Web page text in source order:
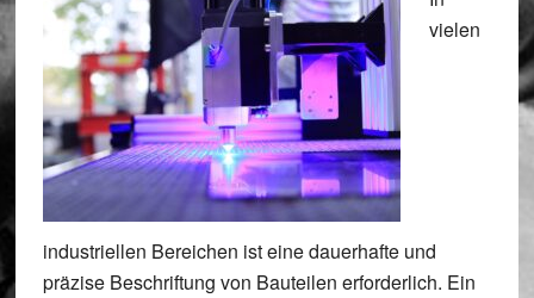
vielen
industriellen Bereichen ist eine dauerhafte und
präzise Beschriftung von Bauteilen erforderlich. Ein